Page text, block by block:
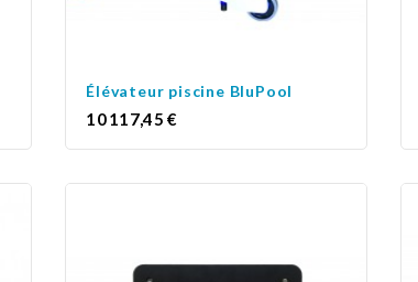
Élévateur piscine BluPool
Prix
10 117,45 €